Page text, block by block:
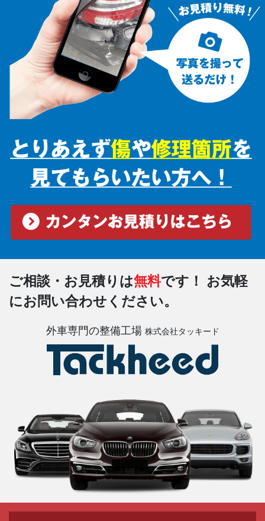
ご相談・お見積りは無料です！
お気軽
にお問い合わせください。
外車専門の整備工場 株式会社タッキード